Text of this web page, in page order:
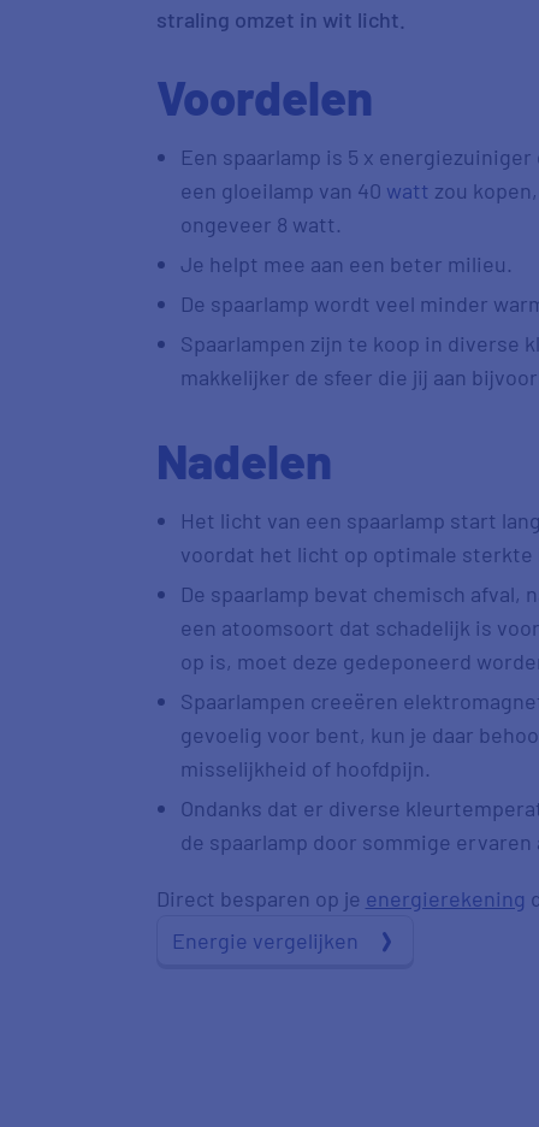
straling omzet in wit licht.
Voordelen
Een spaarlamp is 5 x
een gloeilamp van 40 watt zou
ongeveer 8 watt.
Je helpt mee aan een beter milieu.
De spaarlamp wordt veel minder
Spaarlampen zijn te koop in diverse
makkelijker de sfeer die jij aan
Nadelen
Het licht van een spaarlamp start
voordat het licht op optimale sterkte
De spaarlamp bevat chemisch afval,
een atoomsoort dat schadelijk is
op is, moet deze gedeponeerd
Spaarlampen creeëren
gevoelig voor bent, kun je daar
misselijkheid of hoofdpijn.
Ondanks dat er diverse
de spaarlamp door sommige
Direct besparen op je energierekening
Energie vergelijken